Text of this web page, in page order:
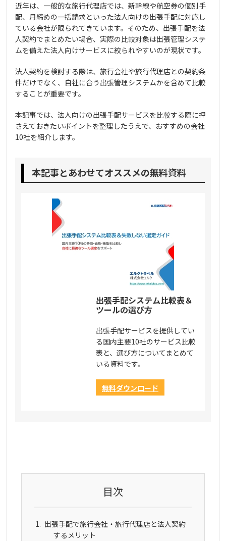
近年は、一般的な旅行代理店では、新幹線や航空券の個別手
配、月締めの一括請求といった法人向けの出張手配に対応し
ている会社が限られてきています。そのため、出張手配を法
人契約でまとめたい場合、実際の比較対象は出張管理システ
ムを備えた法人向けサービスに絞られやすいのが現状です。
法人契約を検討する際は、旅行会社や旅行代理店との契約条
件だけでなく、自社に合う出張管理システムかを含めて比較
することが重要です。
本記事では、法人向けの出張手配サービスを比較する際に押
さえておきたいポイントを整理したうえで、おすすめの会社
10社を紹介します。
本記事とあわせてオススメの無料資料
出張手配システム比較表＆
ツールの選び方
出張手配サービスを提供してい
る国内主要10社のサービス比較
表と、選び方についてまとめて
いる資料です。
無料ダウンロード
目次
出張手配で旅行会社・旅行代理店と法人契約
するメリット